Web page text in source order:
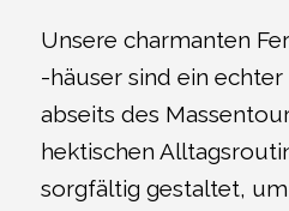
Unsere charmanten
-häuser sind ein
abseits des
hektischen
sorgfältig gestaltet,